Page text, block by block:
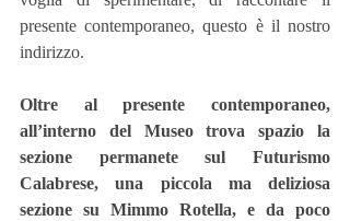
presente contemporaneo, questo è il nostro
indirizzo.
Oltre al presente contemporaneo,
all’interno del Museo trova spazio la
sezione permanete sul Futurismo
Calabrese, una piccola ma deliziosa
sezione su Mimmo Rotella, e da poco